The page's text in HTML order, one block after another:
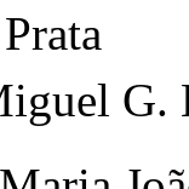
G.